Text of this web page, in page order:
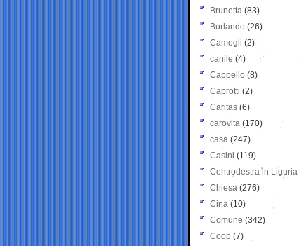
Brunetta (83)
Burlando (26)
Camogli (2)
canile (4)
Cappello (8)
Caprotti (2)
Caritas (6)
carovita (170)
casa (247)
Casini (119)
Centrodestra in Liguria
Chiesa (276)
Cina (10)
Comune (342)
Coop (7)